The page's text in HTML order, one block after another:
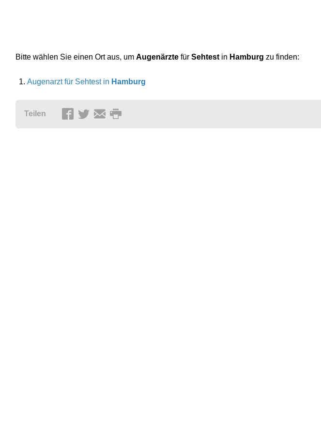
Bitte wählen Sie einen Ort aus, um Augenärzte für Sehtest in Hamburg zu finden:
Augenarzt für Sehtest in Hamburg
Teilen